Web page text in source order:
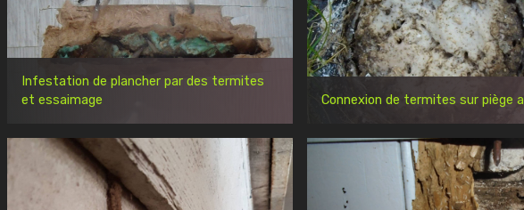
Infestation de plancher par des termites
et essaimage
Connexion de termites sur piège